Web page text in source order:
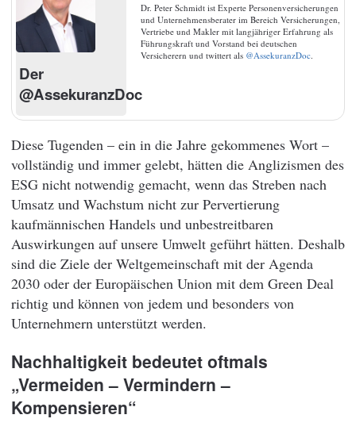
Der
@AssekuranzDoc
Dr. Peter Schmidt ist Experte Personenversicherungen
und Unternehmensberater im Bereich Versicherungen,
Vertriebe und Makler mit langjähriger Erfahrung als
Führungskraft und Vorstand bei deutschen
Versicherern und twittert als @AssekuranzDoc.
Diese Tugenden – ein in die Jahre gekommenes Wort –
vollständig und immer gelebt, hätten die Anglizismen des
ESG nicht notwendig gemacht, wenn das Streben nach
Umsatz und Wachstum nicht zur Pervertierung
kaufmännischen Handels und unbestreitbaren
Auswirkungen auf unsere Umwelt geführt hätten. Deshalb
sind die Ziele der Weltgemeinschaft mit der Agenda
2030 oder der Europäischen Union mit dem Green Deal
richtig und können von jedem und besonders von
Unternehmern unterstützt werden.
Nachhaltigkeit bedeutet oftmals
„Vermeiden – Vermindern –
Kompensieren“